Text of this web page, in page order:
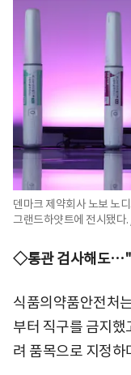
덴마크 제약회사 노보 노
그랜드하얏트에 전시됐다
◇통관 검사해도…"
식품의약품안전처
부터 직구를 금지
려 품목으로 지정